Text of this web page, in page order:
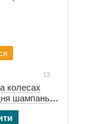
13
колесах
шампань